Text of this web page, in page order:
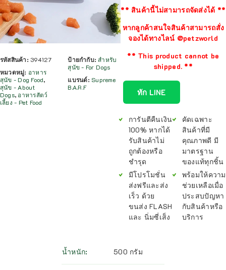
รหัสสินค้า: 394127
หมวดหมู่: อาหาร
สุนัข - Dog Food,
สุนัข - About
Dogs, อาหารสัตว์
เลี้ยง - Pet Food
ป้ายกำกับ:สำหรับ
สุนัข - For Dogs
แบรนด์: Supreme
B.A.R.F
** สินค้านี้ไม่สามารถจัดส่งได้ **
หากลูกค้าสนใจสินค้าสามารถสั่ง
จองได้ทางไลน์ @petzworld
** This product cannot be
shipped. **
ทัก LINE
การันตีคืนเงิน
100% หากได้
รับสินค้าไม่
ถูกต้องหรือ
ชำรุด
มีโปรโมชั่น
ส่งฟรีและส่ง
เร็ว ด้วย
ขนส่ง FLASH
และ นิ่มซี่เส็ง
คัดเฉพาะ
สินค้าที่มี
คุณภาพดี มี
มาตรฐาน
ของแท้ทุกชิ้น
พร้อมให้ความ
ช่วยเหลือเมื่อ
ประสบปัญหา
กับสินค้าหรือ
บริการ
น้ำหนัก 500 กรัม